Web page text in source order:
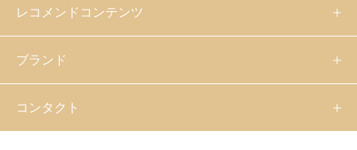
レコメンドコンテンツ
ブランド
コンタクト